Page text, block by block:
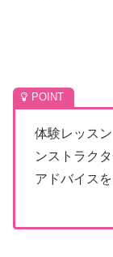
体験レッス
ンストラク
アドバイス